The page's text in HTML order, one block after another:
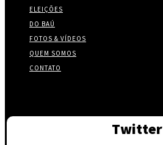
ELEIÇÕES
DO BAÚ
FOTOS & VÍDEOS
QUEM SOMOS
CONTATO
Twitter